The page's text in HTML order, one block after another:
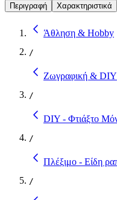
Περιγραφή Χαρακτηριστικά
Άθληση & Hobby
/
Ζωγραφική & DIY
/
DIY - Φτιάξτο
/
Πλέξιμο - Είδη
/